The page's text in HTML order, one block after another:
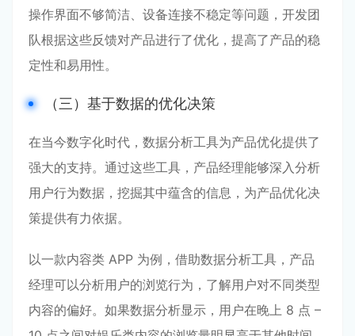
操作界面不够简洁、设备连接不稳定等问题，开发团
队根据这些反馈对产品进行了优化，提高了产品的稳
定性和易用性。
（三）基于数据的优化决策
在当今数字化时代，数据分析工具为产品优化提供了
强大的支持。通过这些工具，产品经理能够深入分析
用户行为数据，挖掘其中蕴含的信息，为产品优化决
策提供有力依据。
以一款内容类 APP 为例，借助数据分析工具，产品
经理可以分析用户的浏览行为，了解用户对不同类型
内容的偏好。如果数据分析显示，用户在晚上 8 点 –